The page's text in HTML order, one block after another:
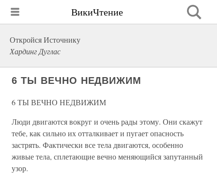
ВикиЧтение
Откройся Источнику
Хардинг Дуглас
6 ТЫ ВЕЧНО НЕДВИЖИМ
6 ТЫ ВЕЧНО НЕДВИЖИМ
Люди двигаются вокруг и очень рады этому. Они скажут
тебе, как сильно их отталкивает и пугает опасность
застрять. Фактически все тела двигаются, особенно
живые тела, сплетающие вечно меняющийся запутанный
узор.